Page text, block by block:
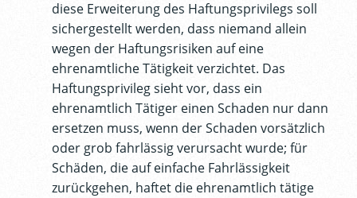
diese Erweiterung des Haftungsprivilegs soll
sichergestellt werden, dass niemand allein
wegen der Haftungsrisiken auf eine
ehrenamtliche Tätigkeit verzichtet. Das
Haftungsprivileg sieht vor, dass ein
ehrenamtlich Tätiger einen Schaden nur dann
ersetzen muss, wenn der Schaden vorsätzlich
oder grob fahrlässig verursacht wurde; für
Schäden, die auf einfache Fahrlässigkeit
zurückgehen, haftet die ehrenamtlich tätige